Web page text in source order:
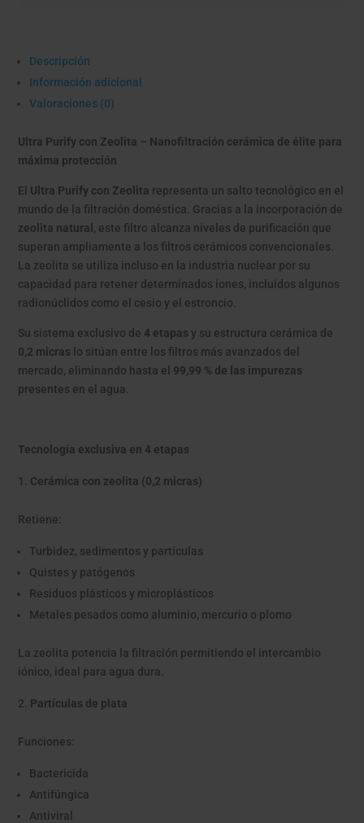
Descripción
Información adicional
Valoraciones (0)
Ultra Purify con Zeolita – Nanofiltración cerámica de élite para
máxima protección
El Ultra Purify con Zeolita representa un salto tecnológico en el
mundo de la filtración doméstica. Gracias a la incorporación de
zeolita natural , este filtro alcanza niveles de purificación que
superan ampliamente a los filtros cerámicos convencionales.
La zeolita se utiliza incluso en la industria nuclear por su
capacidad para retener determinados iones, incluidos algunos
radionúclidos como el cesio y el estroncio.
Su sistema exclusivo de 4 etapas y su estructura cerámica de
0,2 micras lo sitúan entre los filtros más avanzados del
mercado, eliminando hasta el 99,99 % de las impurezas
presentes en el agua.
Tecnología exclusiva en 4 etapas
Cerámica con zeolita (0,2 micras)
Retiene:
Turbidez, sedimentos y partículas
Quistes y patógenos
Residuos plásticos y microplásticos
Metales pesados como aluminio, mercurio o plomo
La zeolita potencia la filtración permitiendo el intercambio
iónico, ideal para agua dura.
Partículas de plata
Funciones:
Bactericida
Antifúngica
Antiviral